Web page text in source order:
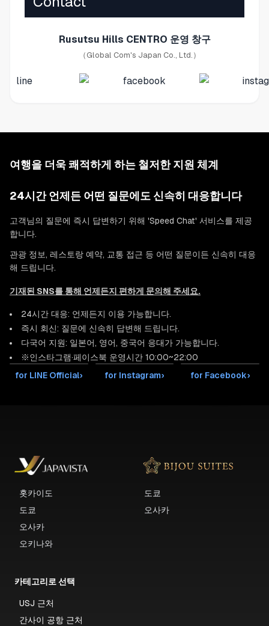
Rusutsu Hills CENTRO 운영 창구
（Global Com's Japan Co., Ltd.）
여행을 더욱 쾌적하게 하는 철저한 지원 체계
24시간 언제든 어떤 질문에도 신속히 대응합니다
고객님의 질문에 즉시 답변하기 위해 'Speed Chat' 서비스를 제공
합니다.
관광 정보, 레스토랑 예약, 교통 접근 등 어떤 질문이든 신속히 대응
해 드립니다.
기재된 SNS를 통해 언제든지 편하게 문의해 주세요.
24시간 대응: 언제든지 이용 가능합니다.
즉시 회신: 질문에 신속히 답변해 드립니다.
다국어 지원: 일본어, 영어, 중국어 응대가 가능합니다.
※인스타그램·페이스북 운영시간 10:00~22:00
for LINE Official› for Instagram› for Facebook›
홋카이도
도쿄
오사카
오키나와
도쿄
오사카
카테고리로 선택
USJ 근처
간사이 공항 근처